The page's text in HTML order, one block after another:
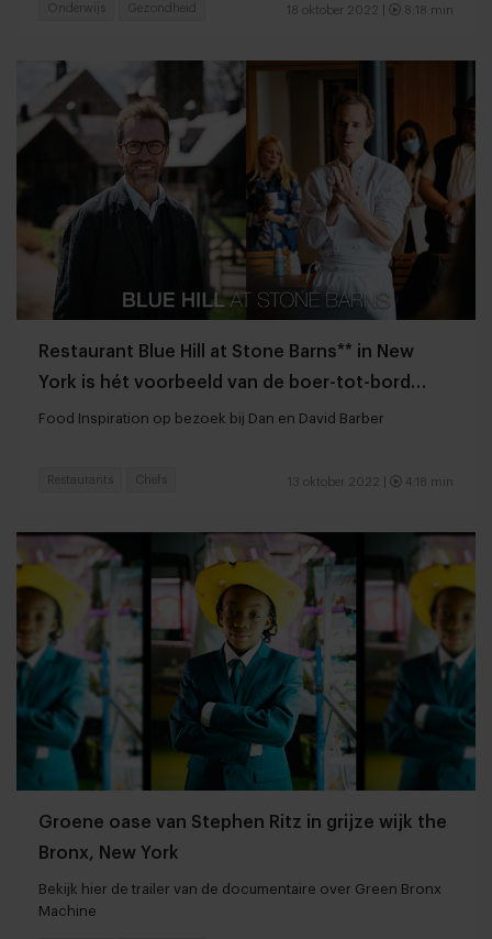
18 oktober 2022 | 8:18 min
Onderwijs Gezondheid
Restaurant Blue Hill at Stone Barns** in New
York is hét voorbeeld van de boer-tot-bord
filosofie
Food Inspiration op bezoek bij Dan en David Barber
13 oktober 2022 | 4:18 min
Restaurants Chefs
Groene oase van Stephen Ritz in grijze wijk the
Bronx, New York
Bekijk hier de trailer van de documentaire over Green Bronx
Machine